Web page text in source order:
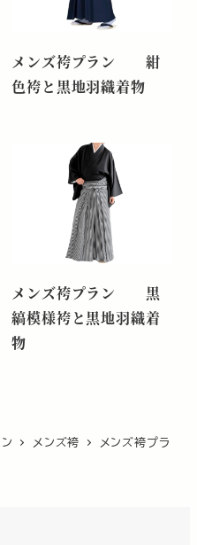
メンズ袴プラン 紺
色袴と黒地羽織着物
メンズ袴プラン 黒
縞模様袴と黒地羽織着
物
メンズ袴
メンズ袴プラ